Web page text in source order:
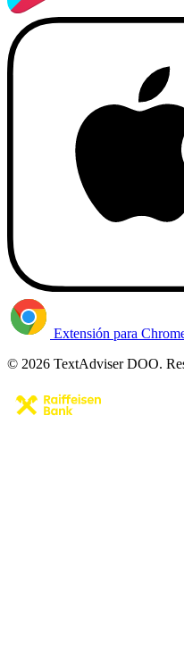
Extensión para
© 2026 TextAdviser DOO.